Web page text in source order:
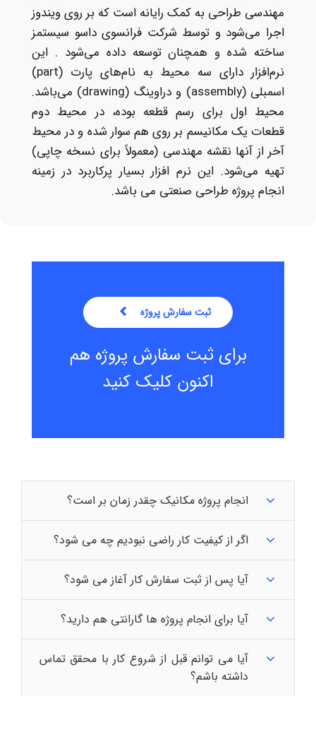
مهندسی طراحی به کمک رایانه است که بر روی ویندوز
اجرا می‌شود و توسط شرکت فرانسوی داسو سیستمز
ساخته شده و همچنان توسعه داده می‌شود . این
نرم‌افزار دارای سه محیط به نام‌های پارت (part)
اسمبلی (assembly) و دراوینگ (drawing) می‌باشد.
محیط اول برای رسم قطعه بوده، در محیط دوم
قطعات یک مکانیسم بر روی هم سوار شده و در محیط
آخر از آنها نقشه مهندسی (معمولاً برای نسخه چاپی)
تهیه می‌شود. این نرم افزار بسیار پرکاربرد در زمینه
انجام پروژه طراحی صنعتی می باشد.
ثبت سفارش پروژه
برای ثبت سفارش پروژه هم
اکنون کلیک کنید
انجام پروژه مکانیک چقدر زمان بر است؟
اگر از کیفیت کار راضی نبودیم چه می شود؟
آیا پس از ثبت سفارش کار آغاز می شود؟
آیا برای انجام پروژه ها گارانتی هم دارید؟
آیا می توانم قبل از شروع کار با محقق تماس
داشته باشم؟